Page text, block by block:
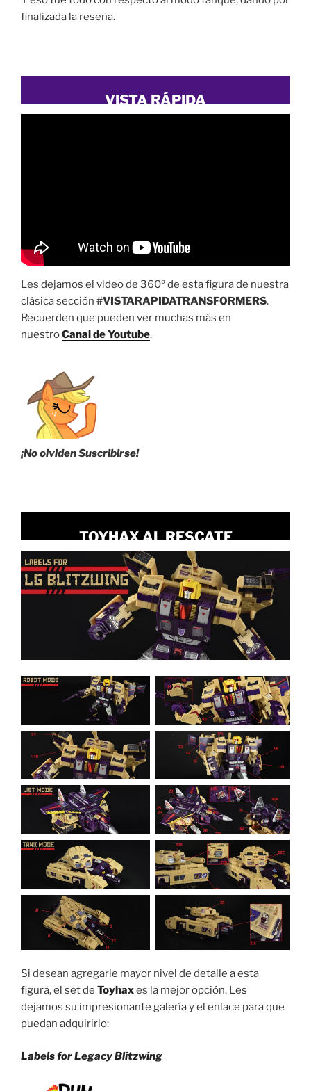
finalizada la reseña.
VISTA RÁPIDA
Les dejamos el video de 360º de esta figura de nuestra
clásica sección #VISTARAPIDATRANSFORMERS.
Recuerden que pueden ver muchas más en
nuestroCanal de Youtube.
¡No olviden Suscribirse!
TOYHAX AL RESCATE
Si desean agregarle mayor nivel de detalle a esta
figura, el set de Toyhaxes la mejor opción. Les
dejamos su impresionante galería y el enlace para que
puedan adquirirlo:
Labels for Legacy Blitzwing